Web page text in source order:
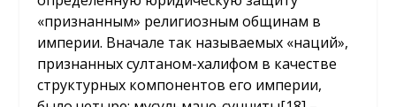
«признанным» религиозным общинам в
империи. Вначале так называемых «наций»,
признанных султаном-халифом в качестве
структурных компонентов его империи,